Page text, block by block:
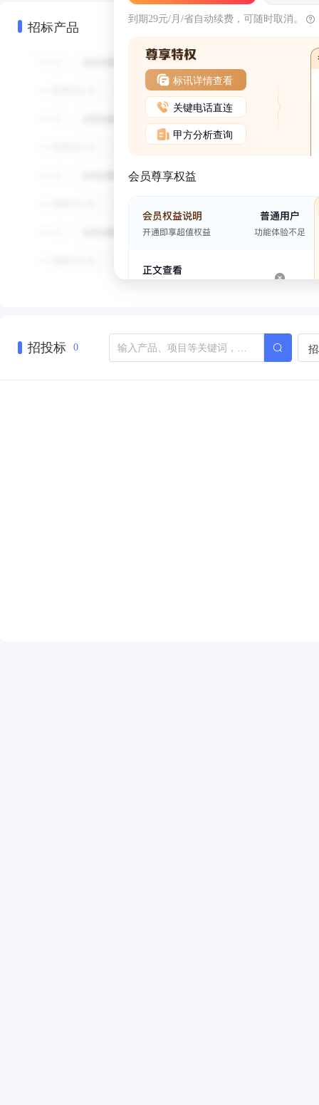
招标产品 到期29元/月/省自动续费，可随时取消。
标讯详情查看
关键电话直连
甲方分析查询
会员尊享权益
招投标 0